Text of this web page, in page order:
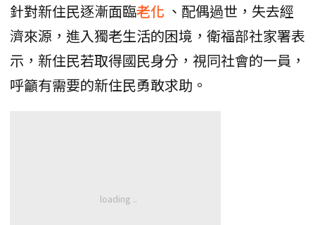
針對新住民逐漸面臨老化 、配偶過世，失去經
濟來源，進入獨老生活的困境，衛福部社家署表
示，新住民若取得國民身分，視同社會的一員，
呼籲有需要的新住民勇敢求助。